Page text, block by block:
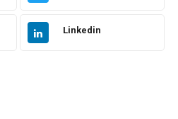
Elektrik & Elektronik
Linkedin